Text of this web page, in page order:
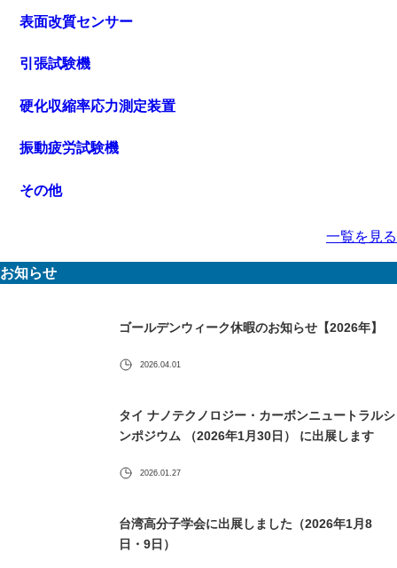
表面改質センサー
引張試験機
硬化収縮率応力測定装置
振動疲労試験機
その他
一覧を見る
お知らせ
ゴールデンウィーク休暇のお知らせ【2026年】
2026.04.01
タイ ナノテクノロジー・カーボンニュートラルシ
ンポジウム （2026年1月30日） に出展します
2026.01.27
台湾高分子学会に出展しました（2026年1月8
日・9日）